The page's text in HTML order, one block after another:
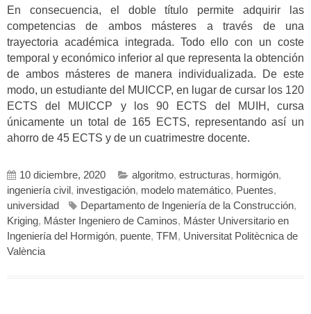
En consecuencia, el doble título permite adquirir las
competencias de ambos másteres a través de una
trayectoria académica integrada. Todo ello con un coste
temporal y económico inferior al que representa la obtención
de ambos másteres de manera individualizada. De este
modo, un estudiante del MUICCP, en lugar de cursar los 120
ECTS del MUICCP y los 90 ECTS del MUIH, cursa
únicamente un total de 165 ECTS, representando así un
ahorro de 45 ECTS y de un cuatrimestre docente.
10 diciembre, 2020 algoritmo, estructuras, hormigón,
ingeniería civil, investigación, modelo matemático, Puentes,
universidad
Departamento de Ingeniería de la Construcción,
Kriging, Máster Ingeniero de Caminos, Máster Universitario en
Ingeniería del Hormigón, puente, TFM, Universitat Politècnica de
València